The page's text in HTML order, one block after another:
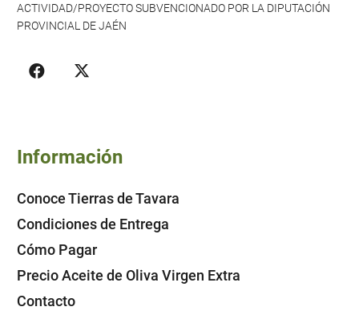
ACTIVIDAD/PROYECTO SUBVENCIONADO POR LA DIPUTACIÓN
PROVINCIAL DE JAÉN
Información
Conoce Tierras de Tavara
Condiciones de Entrega
Cómo Pagar
Precio Aceite de Oliva Virgen Extra
Contacto